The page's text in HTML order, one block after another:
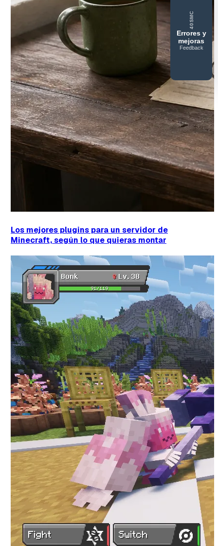
Los mejores plugins para un servidor de
Minecraft, según lo que quieras montar
40SMC
Errores y
mejoras
Feedback
40SERVIDORESMC
Reportar
error o
mejora
Lo que gusta
Lo que falla
Idea o mejora
Mensaje
Email
Enviar feedback